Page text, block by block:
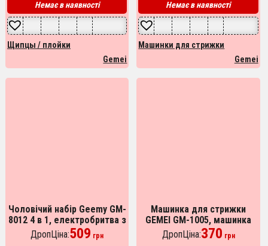
Немає в наявності
Щипцы / плойки
Gemei
Немає в наявності
Машинки для стрижки
Gemei
Чоловічий набір Geemy GM-
8012 4 в 1, електробритва з
насадками для бороди,
триммер для бороди
ДропЦіна:509 грн
Машинка для стрижки
GEMEI GM-1005, машинка
для стрижки для дому,
машинка для стрижки
ДропЦіна:370 грн